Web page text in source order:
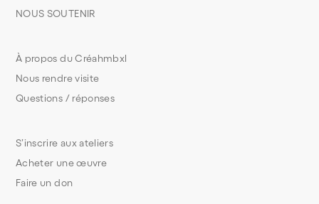
S’inscrire aux ateliers
Acheter une œuvre
Faire un don
À propos du Créahmbxl
Nous rendre visite
Questions / réponses
NOUS SOUTENIR